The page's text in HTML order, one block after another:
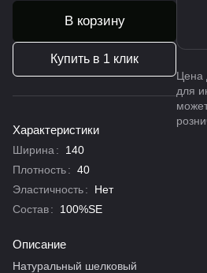
В корзину
Купить в 1 клик
Характеристики
Ширина :
140
Плотность: 40
Эластичность:
Нет
Состав: 100%SE
Описание
Натуральный шелковый
Цена
для